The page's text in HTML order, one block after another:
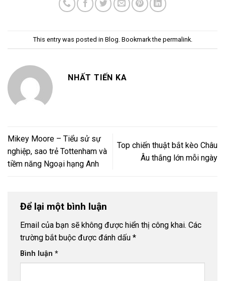
This entry was posted in Blog . Bookmark the permalink.
NHẤT TIẾN KA
Mikey Moore – Tiểu sử sự
nghiệp, sao trẻ Tottenham và
tiềm năng Ngoại hạng Anh
Top chiến thuật bắt kèo Châu
Âu thắng lớn mỗi ngày
Để lại một bình luận
Email của bạn sẽ không được hiển thị công khai. Các
trường bắt buộc được đánh dấu *
Bình luận *